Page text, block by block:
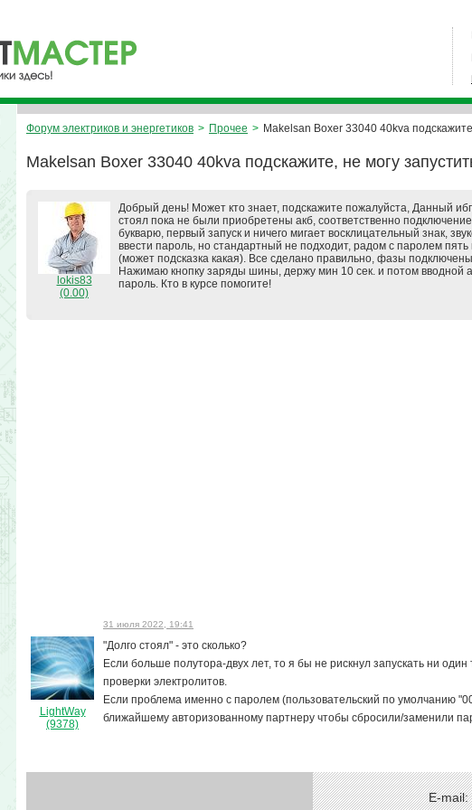
Форум электриков и энергетиков > Прочее > Makelsan Boxer 33040 40kva
Makelsan Boxer 33040 40kva подскажите, не могу
lokis83
(0.00)
Добрый день! Может кто знает, подскажите пожалуйста, Данный
стоял пока не были приобретены акб, соответственно
букварю, первый запуск и ничего мигает восклицательный знак,
ввести пароль, но стандартный не подходит, радом с паролем
(может подсказка какая). Все сделано правильно, фазы
Нажимаю кнопку заряды шины, держу мин 10 сек. и потом вводной
пароль. Кто в курсе помогите!
LightWay
(9378)
31 июля 2022, 19:41
"Долго стоял" - это сколько?
Если больше полутора-двух лет, то я бы не рискнул запускать ни
проверки электролитов.
Если проблема именно с паролем (пользовательский по умолчанию
ближайшему авторизованному партнеру чтобы сбросили/заменили
E-mail: